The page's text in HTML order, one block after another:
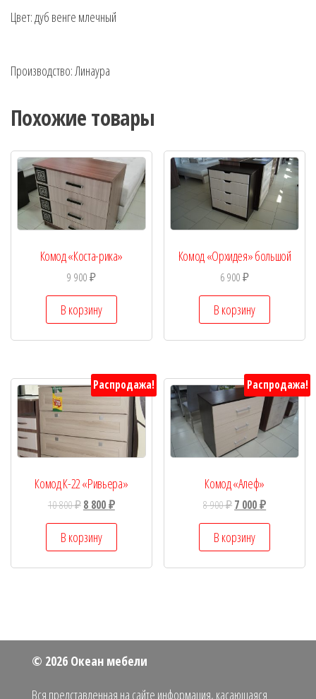
Цвет: дуб венге млечный
Производство: Линаура
Похожие товары
Комод «Коста-рика»
9 900₽
В корзину
Комод «Орхидея» большой
6 900₽
В корзину
Распродажа!
Комод К-22 «Ривьера»
10 800₽8 800₽
В корзину
Распродажа!
Комод «Алеф»
8 900₽7 000₽
В корзину
© 2026 Океан мебели
Вся представленная на сайте информация, касающаяся